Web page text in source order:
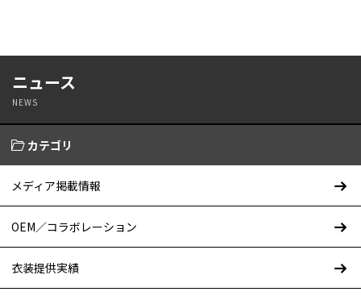
ニュース
NEWS
カテゴリ
メディア掲載情報
OEM／コラボレーション
衣装提供実績